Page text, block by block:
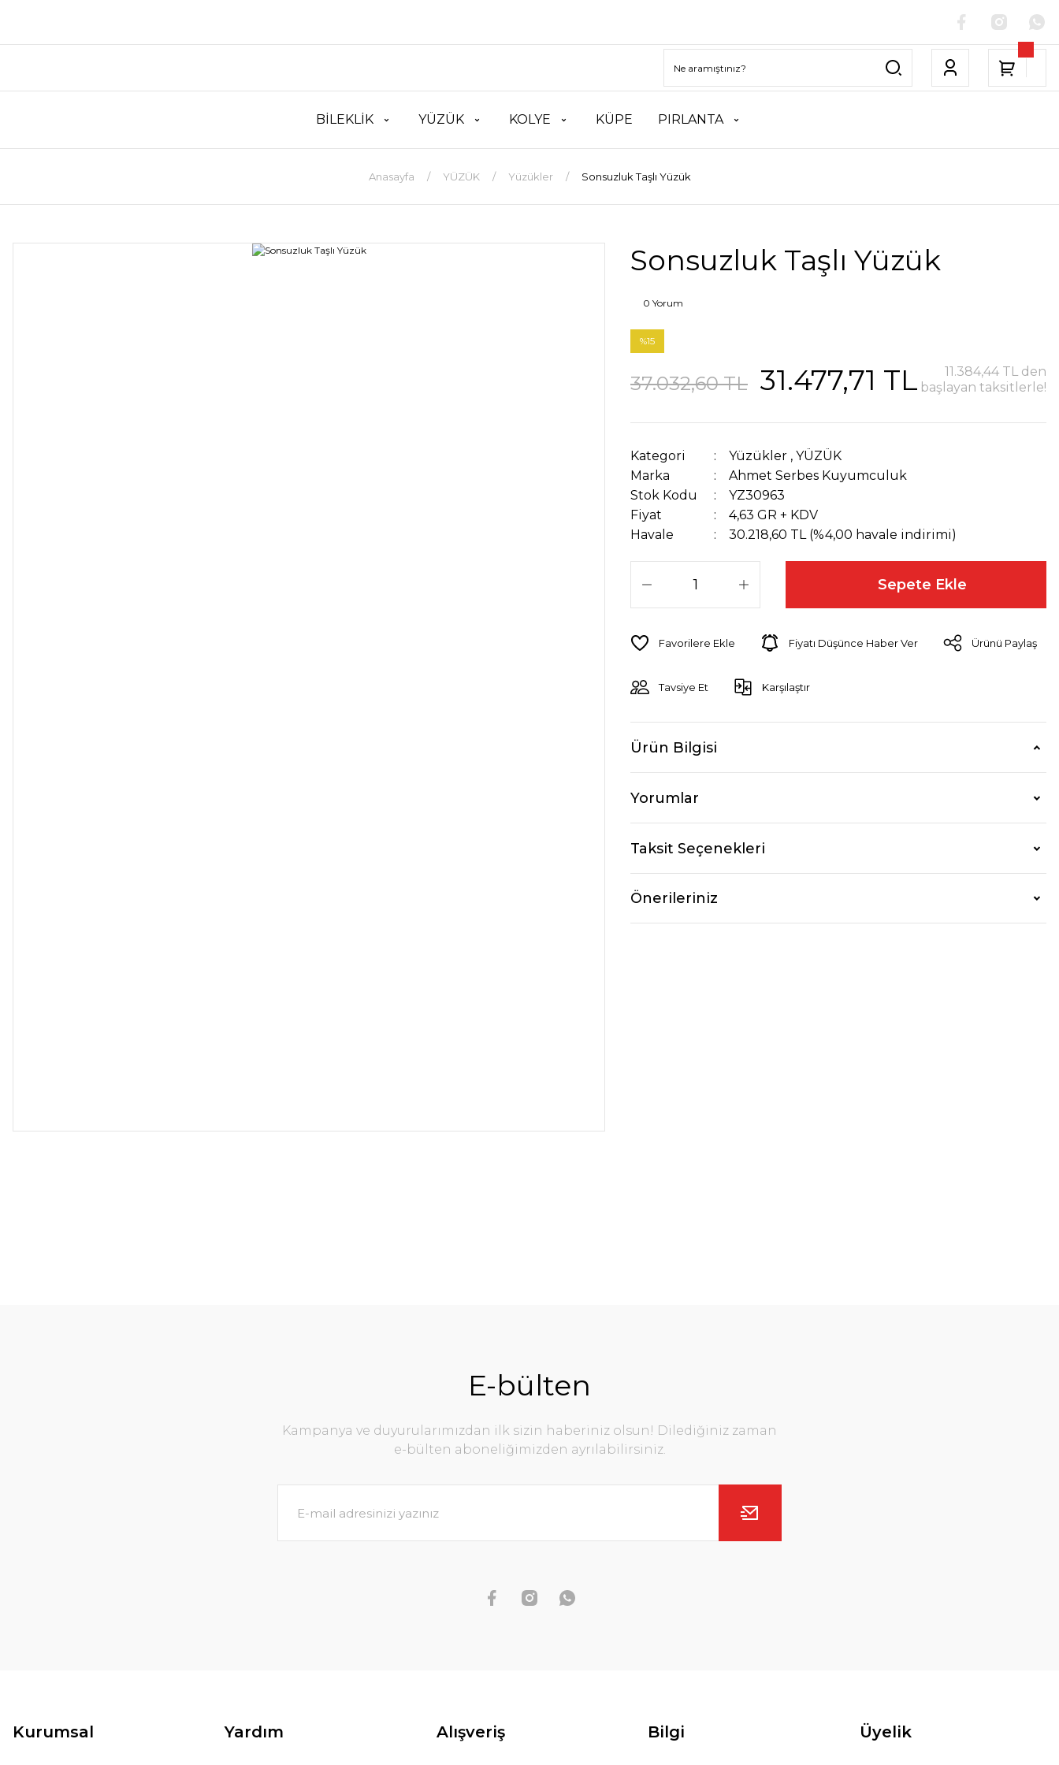
BİLEKLİK YÜZÜK KOLYE KÜPE PIRLANTA
Anasayfa YÜZÜK Yüzükler Sonsuzluk Taşlı Yüzük
Sonsuzluk Taşlı Yüzük
0 Yorum
%15
37.032,60 TL 31.477,71 TL
11.384,44 TL den
başlayan taksitlerle!
Kategori Yüzükler , YÜZÜK
Marka
Ahmet Serbes Kuyumculuk
Stok Kodu
YZ30963
Fiyat
4,63 GR + KDV
Havale
30.218,60 TL (%4,00 havale indirimi)
Sepete Ekle
Fiyatı Düşünce Haber Ver Ürünü Paylaş
Tavsiye Et Karşılaştır
Ürün Bilgisi
Yorumlar
Taksit Seçenekleri
Önerileriniz
E-bülten
Kampanya ve duyurularımızdan ilk sizin haberiniz olsun! Dilediğiniz zaman
e-bülten aboneliğimizden ayrılabilirsiniz.
Kurumsal Yardım Alışveriş Bilgi Üyelik